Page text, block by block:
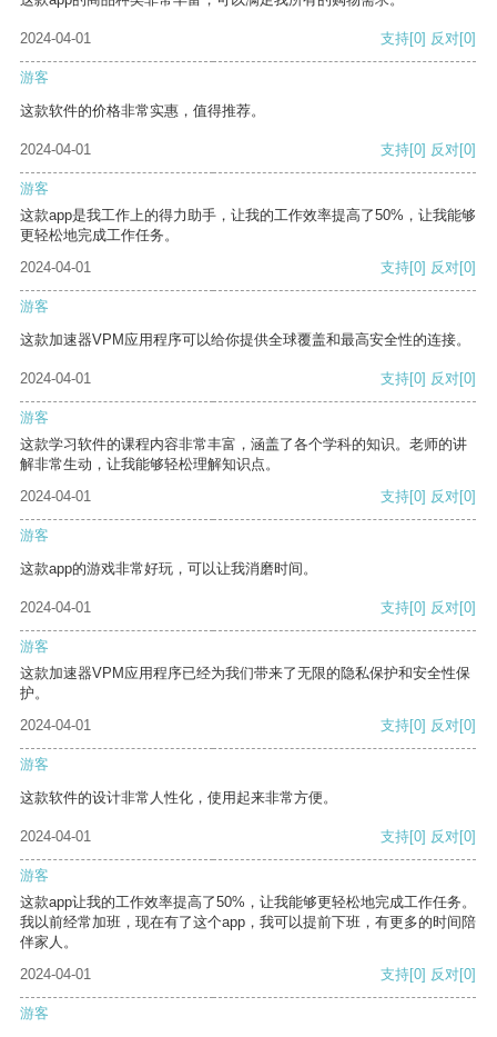
2024-04-01 支持[0] 反对[0]
游客
这款软件的价格非常实惠，值得推荐。
2024-04-01 支持[0] 反对[0]
游客
这款app是我工作上的得力助手，让我的工作效率提高了50%，让我能够
更轻松地完成工作任务。
2024-04-01
支持[0] 反对[0]
游客
这款加速器VPM应用程序可以给你提供全球覆盖和最高安全性的连接。
2024-04-01 支持[0] 反对[0]
游客
这款学习软件的课程内容非常丰富，涵盖了各个学科的知识。老师的讲
解非常生动，让我能够轻松理解知识点。
2024-04-01
支持[0] 反对[0]
游客
这款app的游戏非常好玩，可以让我消磨时间。
2024-04-01 支持[0] 反对[0]
游客
这款加速器VPM应用程序已经为我们带来了无限的隐私保护和安全性保
护。
2024-04-01
支持[0] 反对[0]
游客
这款软件的设计非常人性化，使用起来非常方便。
2024-04-01 支持[0] 反对[0]
游客
这款app让我的工作效率提高了50%，让我能够更轻松地完成工作任务。
我以前经常加班，现在有了这个app，我可以提前下班，有更多的时间陪
伴家人。
2024-04-01
支持[0] 反对[0]
游客